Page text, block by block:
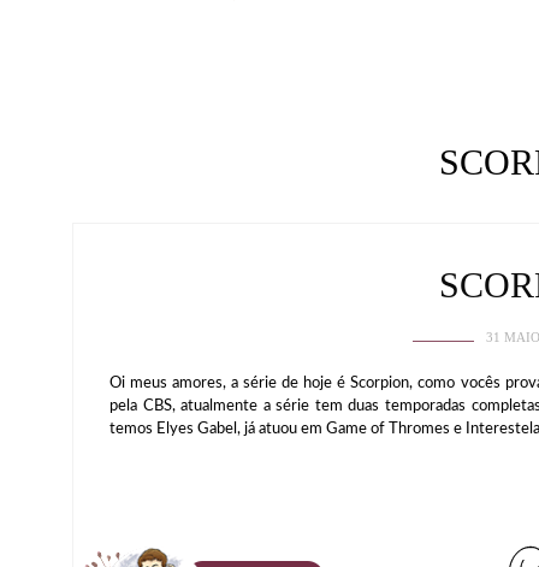
31
Oi meus amores, a série de hoje é Scorpion, como vocês
pela CBS, atualmente a série tem duas temporadas
temos Elyes Gabel, já atuou em Game of Thromes e